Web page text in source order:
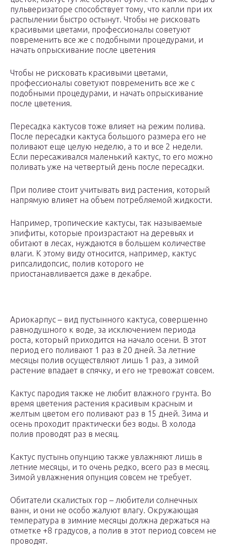
пульверизаторе способствует тому, что капли при их
распылении быстро остынут. Чтобы не рисковать
красивыми цветами, профессионалы советуют
повременить все же с подобными процедурами, и
начать опрыскивание после цветения
Чтобы не рисковать красивыми цветами,
профессионалы советуют повременить все же с
подобными процедурами, и начать опрыскивание
после цветения.
Пересадка кактусов тоже влияет на режим полива.
После пересадки кактуса большого размера его не
поливают еще целую неделю, а то и все 2 недели.
Если пересаживался маленький кактус, то его можно
поливать уже на четвертый день после пересадки.
При поливе стоит учитывать вид растения, который
напрямую влияет на объем потребляемой жидкости.
Например, тропические кактусы, так называемые
эпифиты, которые произрастают на деревьях и
обитают в лесах, нуждаются в большем количестве
влаги. К этому виду относится, например, кактус
рипсалидопсис, полив которого не
приостанавливается даже в декабре.
Ариокарпус – вид пустынного кактуса, совершенно
равнодушного к воде, за исключением периода
роста, который приходится на начало осени. В этот
период его поливают 1 раз в 20 дней. За летние
месяцы полив осуществляют лишь 1 раз, а зимой
растение впадает в спячку, и его не тревожат совсем.
Кактус пародия также не любит влажного грунта. Во
время цветения растения красивым красным и
желтым цветом его поливают раз в 15 дней. Зима и
осень проходит практически без воды. В холода
полив проводят раз в месяц.
Кактус пустынь опунцию также увлажняют лишь в
летние месяцы, и то очень редко, всего раз в месяц.
Зимой увлажнения опунция совсем не требует.
Обитатели скалистых гор – любители солнечных
ванн, и они не особо жалуют влагу. Окружающая
температура в зимние месяцы должна держаться на
отметке +8 градусов, а полив в этот период совсем не
проводят.